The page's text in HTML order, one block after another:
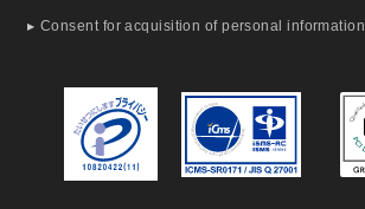
Consent for acquisition of personal information